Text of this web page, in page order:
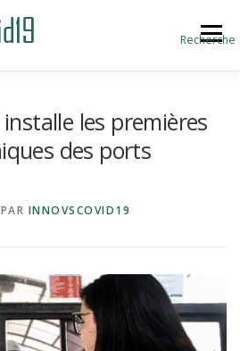
Recherche
Menu
les premières
des ports
PAR INNOVSCOVID19